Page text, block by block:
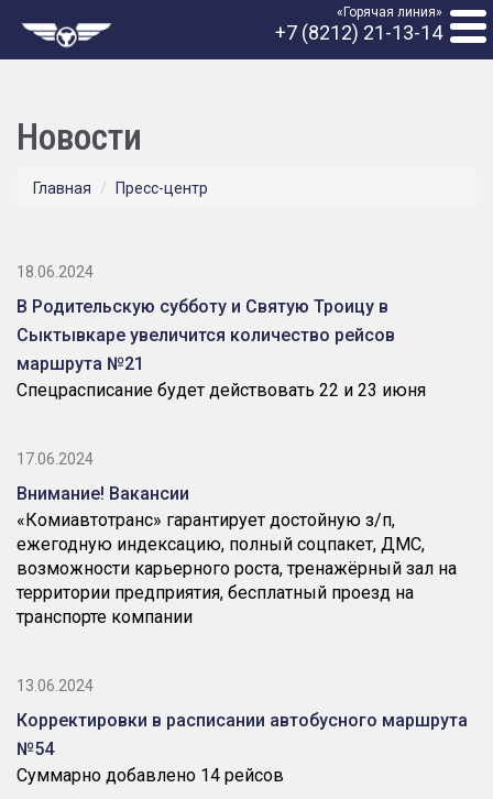
«Горячая линия»
+7 (8212) 21-13-14
Новости
Главная Пресс-центр
18.06.2024
В Родительскую субботу и Святую Троицу в
Сыктывкаре увеличится количество рейсов
маршрута №21
Спецрасписание будет действовать 22 и 23 июня
17.06.2024
Внимание! Вакансии
«Комиавтотранс» гарантирует достойную з/п,
ежегодную индексацию, полный соцпакет, ДМС,
возможности карьерного роста, тренажёрный зал на
территории предприятия, бесплатный проезд на
транспорте компании
13.06.2024
Корректировки в расписании автобусного маршрута
№54
Суммарно добавлено 14 рейсов